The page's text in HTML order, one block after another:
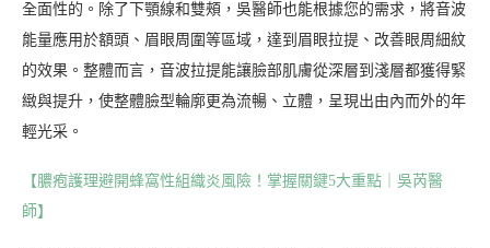
全面性的。除了下顎線和雙頰，吳醫師也能根據您的需求，將音波
能量應用於額頭、眉眼周圍等區域，達到眉眼拉提、改善眼周細紋
的效果。整體而言，音波拉提能讓臉部肌膚從深層到淺層都獲得緊
緻與提升，使整體臉型輪廓更為流暢、立體，呈現出由內而外的年
輕光采。
【膿疱護理避開蜂窩性組織炎風險！掌握關鍵5大重點｜吳芮醫
師】